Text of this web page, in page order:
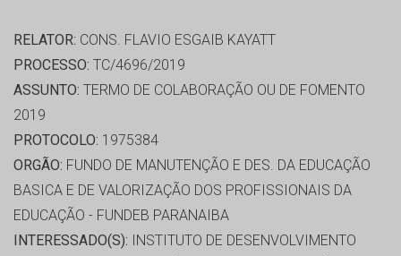
RELATOR: CONS. FLAVIO ESGAIB KAYATT
PROCESSO: TC/4696/2019
ASSUNTO: TERMO DE COLABORAÇÃO OU DE FOMENTO
2019
PROTOCOLO: 1975384
ORGÃO: FUNDO DE MANUTENÇÃO E DES. DA EDUCAÇÃO
BASICA E DE VALORIZAÇÃO DOS PROFISSIONAIS DA
EDUCAÇÃO - FUNDEB PARANAIBA
INTERESSADO(S): INSTITUTO DE DESENVOLVIMENTO